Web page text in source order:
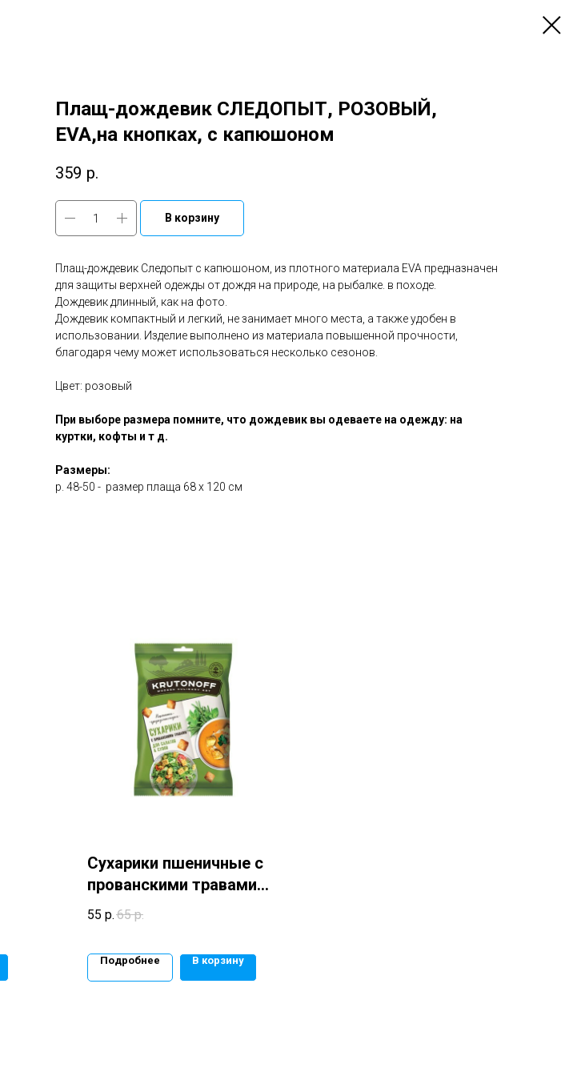
Плащ-дождевик СЛЕДОПЫТ, РОЗОВЫЙ,
EVA,на кнопках, с капюшоном
359 р.
В корзину
Плащ-дождевик Следопыт с капюшоном, из плотного материала EVA предназначен
для защиты верхней одежды от дождя на природе, на рыбалке. в походе.
Дождевик длинный, как на фото.
Дождевик компактный и легкий, не занимает много места, а также удобен в
использовании. Изделие выполнено из материала повышенной прочности,
благодаря чему может использоваться несколько сезонов.
Цвет: розовый
При выборе размера помните, что дождевик вы одеваете на одежду: на
куртки, кофты и т д.
Размеры:
р. 48-50 - размер плаща 68 х 120 см
Сухарики пшеничные с
прованскими травами
«Крутоноф»
55 р. 65 р.
Подробнее В корзину